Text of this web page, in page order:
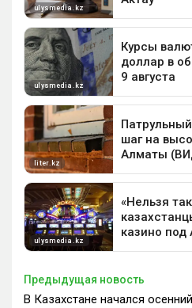
Предыдущая новость
В Казахстане начался